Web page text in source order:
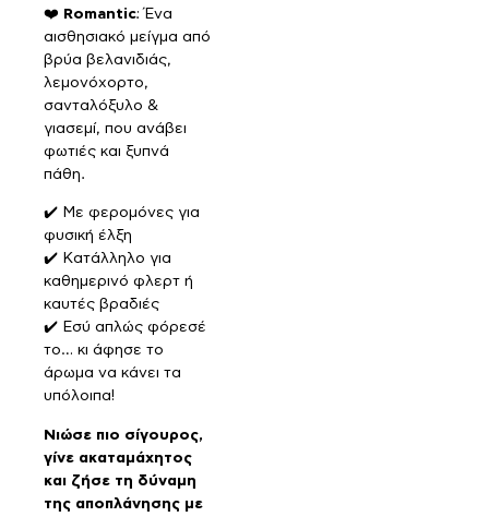
❤️ Romantic: Ένα
αισθησιακό μείγμα από
βρύα βελανιδιάς,
λεμονόχορτο,
σανταλόξυλο &
γιασεμί, που ανάβει
φωτιές και ξυπνά
πάθη.
✔️ Με φερομόνες για
φυσική έλξη
✔️ Κατάλληλο για
καθημερινό φλερτ ή
καυτές βραδιές
✔️ Εσύ απλώς φόρεσέ
το… κι άφησε το
άρωμα να κάνει τα
υπόλοιπα!
Νιώσε πιο σίγουρος,
γίνε ακαταμάχητος
και ζήσε τη δύναμη
της αποπλάνησης με